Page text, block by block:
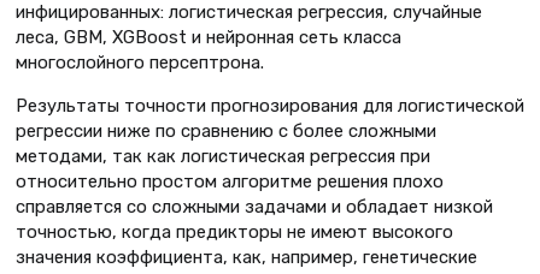
инфицированных: логистическая регрессия, случайные
леса, GBM, XGBoost и нейронная сеть класса
многослойного персептрона.
Результаты точности прогнозирования для логистической
регрессии ниже по сравнению с более сложными
методами, так как логистическая регрессия при
относительно простом алгоритме решения плохо
справляется со сложными задачами и обладает низкой
точностью, когда предикторы не имеют высокого
значения коэффициента, как, например, генетические